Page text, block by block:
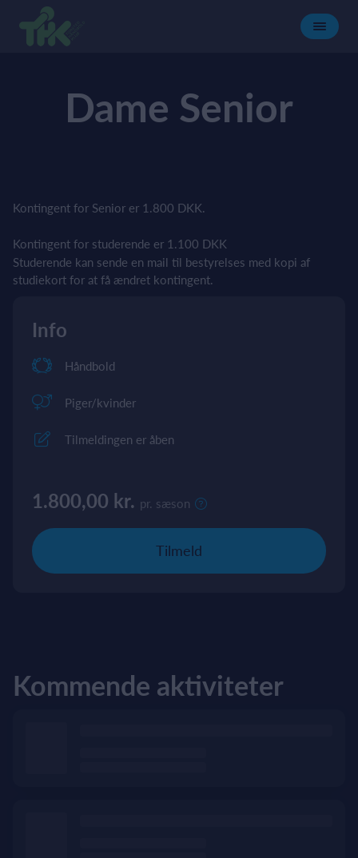
Dame Senior
Kontingent for Senior er 1.800 DKK.
Kontingent for studerende er 1.100 DKK
Studerende kan sende en mail til bestyrelses med kopi af
studiekort for at få ændret kontingent.
Info
Håndbold
Piger/kvinder
Tilmeldingen er åben
1.800,00 kr. pr. sæson
Tilmeld
Kommende aktiviteter